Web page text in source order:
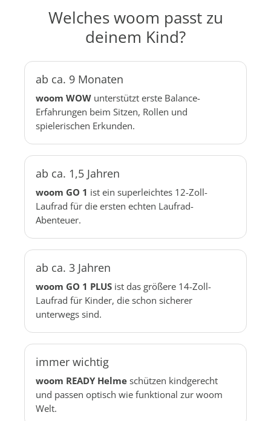
Welches woom passt zu
deinem Kind?
ab ca. 9 Monaten
woom WOW unterstützt erste Balance-
Erfahrungen beim Sitzen, Rollen und
spielerischen Erkunden.
ab ca. 1,5 Jahren
woom GO 1 ist ein superleichtes 12-Zoll-
Laufrad für die ersten echten Laufrad-
Abenteuer.
ab ca. 3 Jahren
woom GO 1 PLUS ist das größere 14-Zoll-
Laufrad für Kinder, die schon sicherer
unterwegs sind.
immer wichtig
woom READY Helme schützen kindgerecht
und passen optisch wie funktional zur woom
Welt.